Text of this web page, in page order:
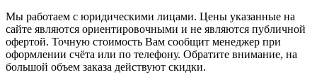
Мы работаем с юридическими лицами. Цены указанные на
сайте являются ориентировочными и не являются публичной
офертой. Точную стоимость Вам сообщит менеджер при
оформлении счёта или по телефону. Обратите внимание, на
большой объем заказа действуют скидки.